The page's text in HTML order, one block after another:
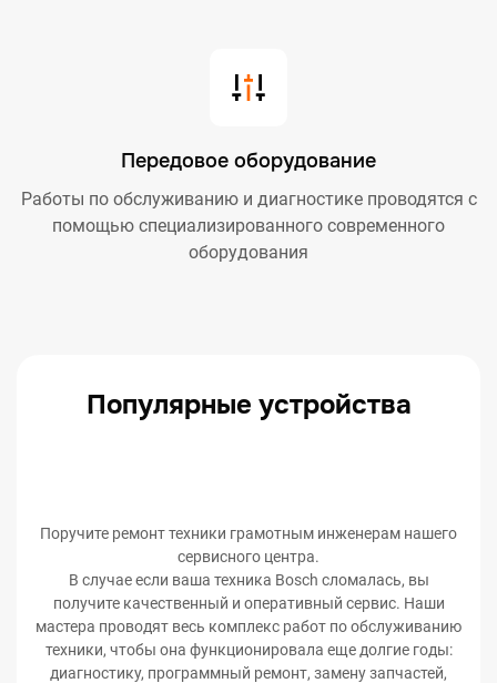
Передовое оборудование
Работы по обслуживанию и диагностике проводятся с
помощью специализированного современного
оборудования
Популярные устройства
Поручите ремонт техники грамотным инженерам нашего
сервисного центра.
В случае если ваша техника Bosch сломалась, вы
получите качественный и оперативный сервис. Наши
мастера проводят весь комплекс работ по обслуживанию
техники, чтобы она функционировала еще долгие годы:
диагностику, программный ремонт, замену запчастей,